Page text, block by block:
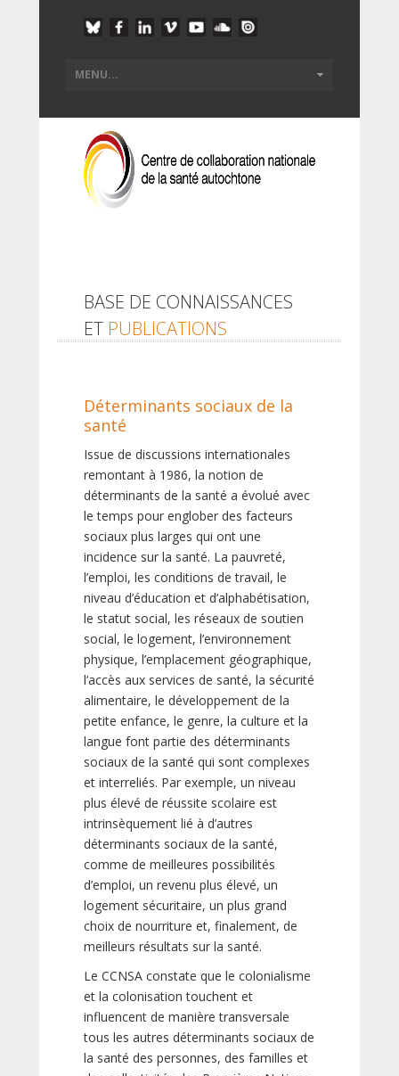
BASE DE CONNAISSANCES
ET PUBLICATIONS
Déterminants sociaux de la
santé
Issue de discussions internationales
remontant à 1986, la notion de
déterminants de la santé a évolué avec
le temps pour englober des facteurs
sociaux plus larges qui ont une
incidence sur la santé. La pauvreté,
l’emploi, les conditions de travail, le
niveau d’éducation et d’alphabétisation,
le statut social, les réseaux de soutien
social, le logement, l’environnement
physique, l’emplacement géographique,
l’accès aux services de santé, la sécurité
alimentaire, le développement de la
petite enfance, le genre, la culture et la
langue font partie des déterminants
sociaux de la santé qui sont complexes
et interreliés. Par exemple, un niveau
plus élevé de réussite scolaire est
intrinsèquement lié à d’autres
déterminants sociaux de la santé,
comme de meilleures possibilités
d’emploi, un revenu plus élevé, un
logement sécuritaire, un plus grand
choix de nourriture et, finalement, de
meilleurs résultats sur la santé.
Le CCNSA constate que le colonialisme
et la colonisation touchent et
influencent de manière transversale
tous les autres déterminants sociaux de
la santé des personnes, des familles et